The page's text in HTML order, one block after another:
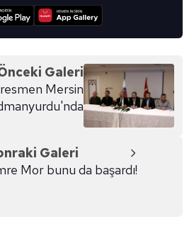
Galeri
Mersin
Galeri
Mor bunu da başardı!